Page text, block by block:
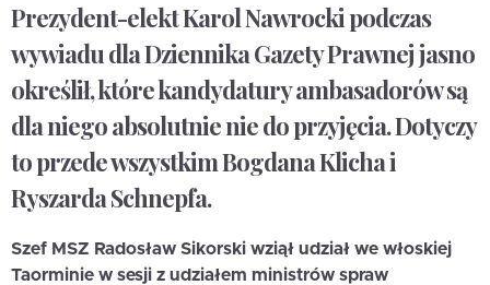
Prezydent-elekt Karol Nawrocki podczas
wywiadu dla Dziennika Gazety Prawnej jasno
określił, które kandydatury ambasadorów są
dla niego absolutnie nie do przyjęcia. Dotyczy
to przede wszystkim Bogdana Klicha i
Ryszarda Schnepfa.
Szef MSZ Radosław Sikorski wziął udział we włoskiej
Taorminie w sesji z udziałem ministrów spraw